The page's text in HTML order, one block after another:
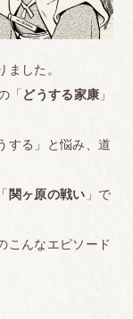
した。
「 どうする家康 」
する」と悩み、道
関ヶ原の戦い 」で
こんなエピソード